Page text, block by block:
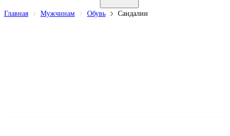
Главная Мужчинам Обувь Сандалии